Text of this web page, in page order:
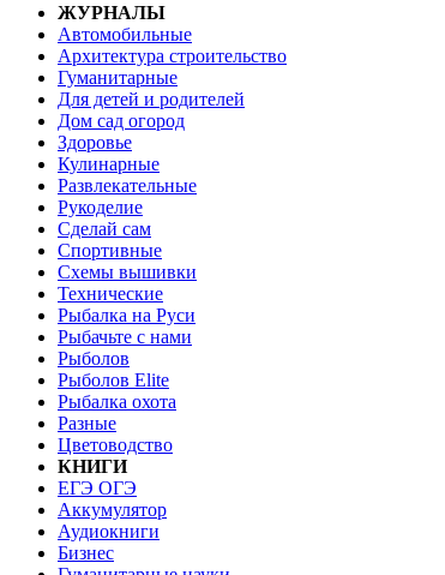
ЖУРНАЛЫ
Автомобильные
Архитектура строительство
Гуманитарные
Для детей и родителей
Дом сад огород
Здоровье
Кулинарные
Развлекательные
Рукоделие
Сделай сам
Спортивные
Схемы вышивки
Технические
Рыбалка на Руси
Рыбачьте с нами
Рыболов
Рыболов Elite
Рыбалка охота
Разные
Цветоводство
КНИГИ
ЕГЭ ОГЭ
Аккумулятор
Аудиокниги
Бизнес